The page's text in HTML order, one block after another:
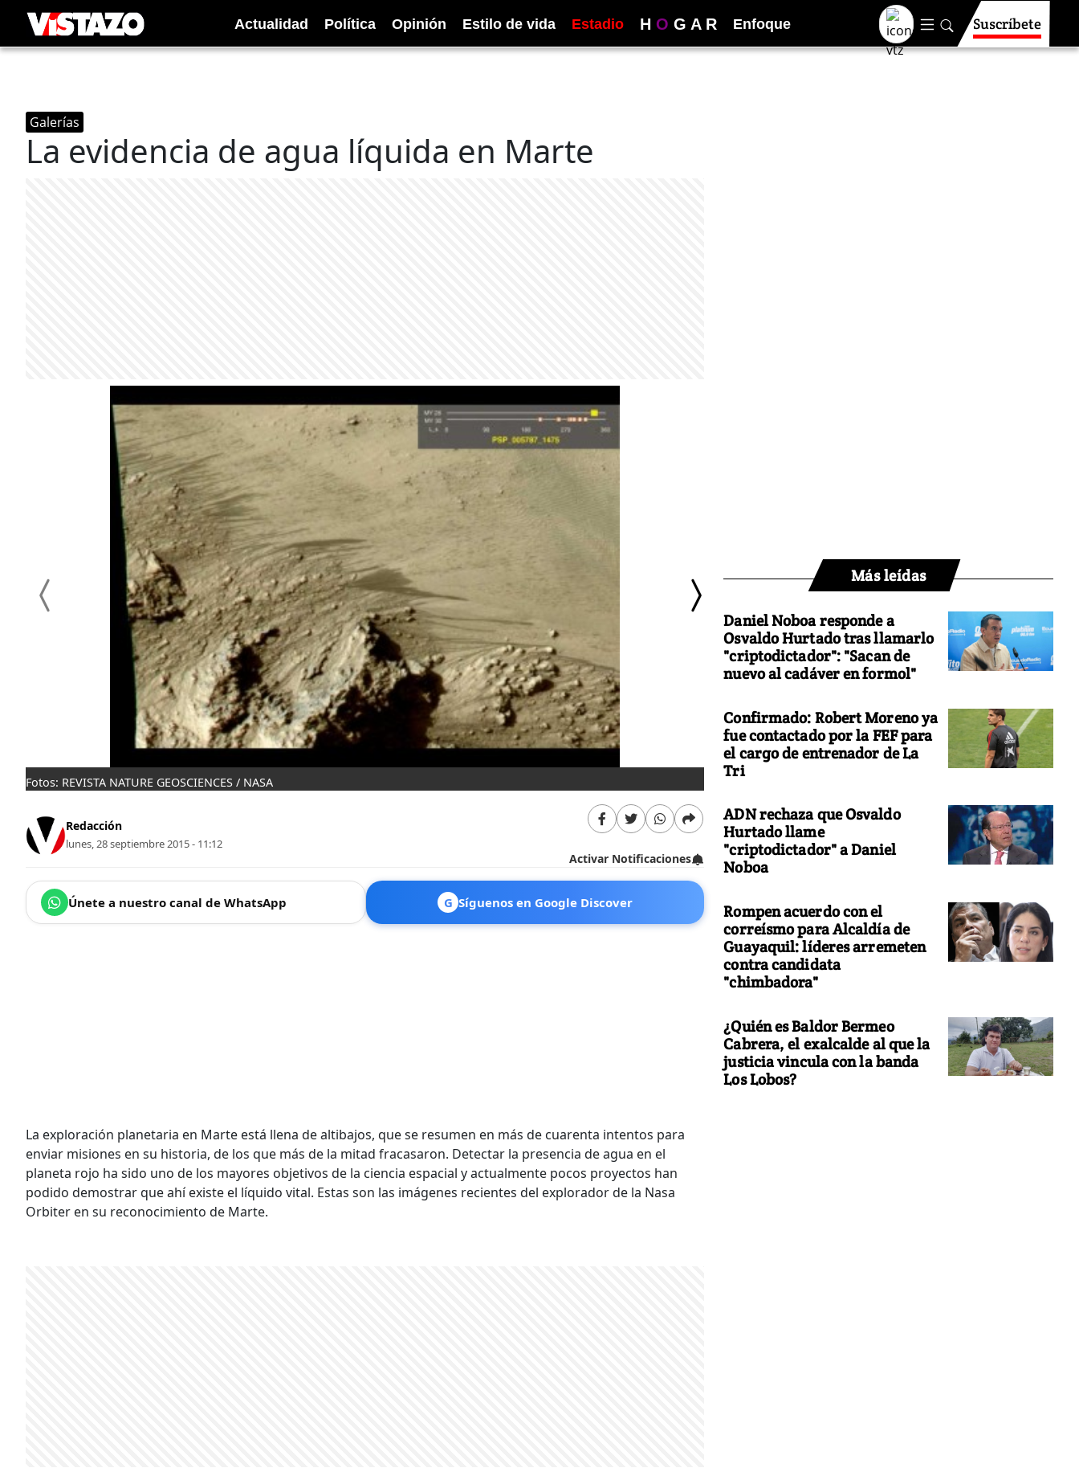
Actualidad Política Opinión Estilo de vida Estadio H O G A R Enfoque Suscríbete
Galerías
La evidencia de agua líquida en Marte
Fotos: REVISTA NATURE GEOSCIENCES / NASA
Redacción
lunes, 28 septiembre 2015 - 11:12
Activar Notificaciones
Únete a nuestro canal de WhatsApp G Síguenos en Google Discover
La exploración planetaria en Marte está llena de altibajos, que se resumen en más de cuarenta intentos para
enviar misiones en su historia, de los que más de la mitad fracasaron. Detectar la presencia de agua en el
planeta rojo ha sido uno de los mayores objetivos de la ciencia espacial y actualmente pocos proyectos han
podido demostrar que ahí existe el líquido vital. Estas son las imágenes recientes del explorador de la Nasa
Orbiter en su reconocimiento de Marte.
Más leídas
Daniel Noboa responde a
Osvaldo Hurtado tras llamarlo
"criptodictador": "Sacan de
nuevo al cadáver en formol"
Confirmado: Robert Moreno ya
fue contactado por la FEF para
el cargo de entrenador de La
Tri
ADN rechaza que Osvaldo
Hurtado llame
"criptodictador" a Daniel
Noboa
Rompen acuerdo con el
correísmo para Alcaldía de
Guayaquil: líderes arremeten
contra candidata
"chimbadora"
¿Quién es Baldor Bermeo
Cabrera, el exalcalde al que la
justicia vincula con la banda
Los Lobos?